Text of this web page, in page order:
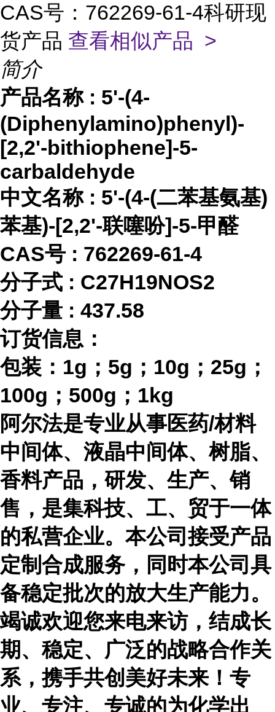
CAS号：762269-61-4科研现
货产品 查看相似产品 >
简介
产品名称 : 5'-(4-
(Diphenylamino)phenyl)-
[2,2'-bithiophene]-5-
carbaldehyde
中文名称 : 5'-(4-(二苯基氨基)
苯基)-[2,2'-联噻吩]-5-甲醛
CAS号 : 762269-61-4
分子式 : C27H19NOS2
分子量 : 437.58
订货信息：
包装： 1g；5g；10g；25g；
100g；500g；1kg
阿尔法是专业从事医药/材料
中间体、液晶中间体、树脂、
香料产品，研发、生产、销
售，是集科技、工、贸于一体
的私营企业。本公司接受产品
定制合成服务，同时本公司具
备稳定批次的放大生产能力。
竭诚欢迎您来电来访，结成长
期、稳定、广泛的战略合作关
系，携手共创美好未来！专
业、专注、专诚的为化学出